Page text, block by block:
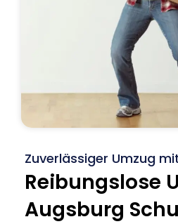
Zuverlässiger Umzug
Reibungslose
Augsburg